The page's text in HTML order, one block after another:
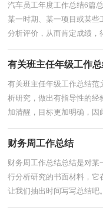
汽车员工年度工作总结6篇
某一时期、某一项目或某些
分析评价，从而肯定成绩，
有关班主任年级工作
有关班主任年级工作总结范
析研究，做出有指导性的经
加清醒，目标更加明确，因
财务周工作总结
财务周工作总结总结是对
行分析研究的书面材料，它
让我们抽出时间写写总结吧